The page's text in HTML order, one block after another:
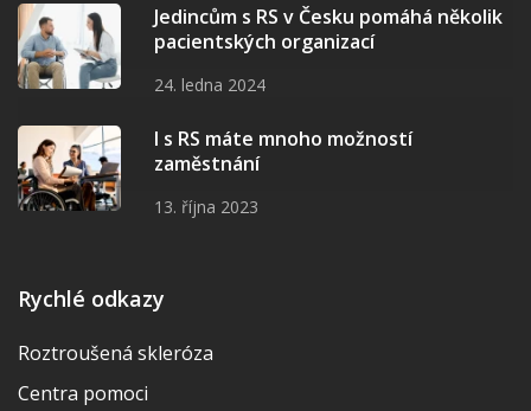
Jedincům s RS v Česku pomáhá několik
pacientských organizací
24. ledna 2024
I s RS máte mnoho možností
zaměstnání
13. října 2023
Rychlé odkazy
Roztroušená skleróza
Centra pomoci